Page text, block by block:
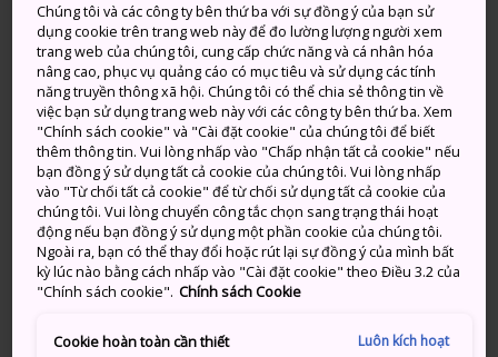
TỪ KHÓA BẢN ĐỒ
Photo: Masaya Yoshimura
Điểm đến trong mơ của người
yêu thích thiết kế
21_21 DESIGN SIGHT là nơi sẽ khiến chúng ta phải để
tâm đến những sự việc và sự kiện hàng ngày, đồng
nhiều khám phá từ quan điểm thiết kế. Mục đích của
Chúng tôi và các công ty bên thứ ba với sự đồng ý của bạn sử
dụng cookie trên trang web này để đo lường lượng người xem
trang web của chúng tôi, cung cấp chức năng và cá nhân hóa
nâng cao, phục vụ quảng cáo có mục tiêu và sử dụng các tính
năng truyền thông xã hội. Chúng tôi có thể chia sẻ thông tin về
việc bạn sử dụng trang web này với các công ty bên thứ ba. Xem
"Chính sách cookie" và "Cài đặt cookie" của chúng tôi để biết
thêm thông tin. Vui lòng nhấp vào "Chấp nhận tất cả cookie" nếu
bạn đồng ý sử dụng tất cả cookie của chúng tôi. Vui lòng nhấp
vào "Từ chối tất cả cookie" để từ chối sử dụng tất cả cookie của
chúng tôi. Vui lòng chuyển công tắc chọn sang trạng thái hoạt
động nếu bạn đồng ý sử dụng một phần cookie của chúng tôi.
Ngoài ra, bạn có thể thay đổi hoặc rút lại sự đồng ý của mình bất
kỳ lúc nào bằng cách nhấp vào "Cài đặt cookie" theo Điều 3.2 của
"Chính sách cookie". Chính sách Cookie
Cookie hoàn toàn cần thiết Luôn kích hoạt